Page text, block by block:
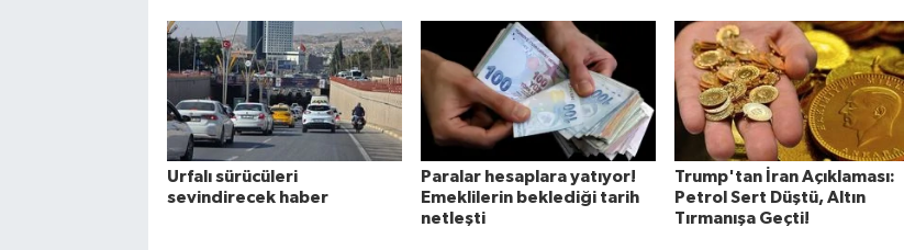
Urfalı sürücüleri
sevindirecek haber
Paralar hesaplara yatıyor!
Emeklilerin beklediği tarih
netleşti
Trump'tan İran Açıklaması:
Petrol Sert Düştü, Altın
Tırmanışa Geçti!